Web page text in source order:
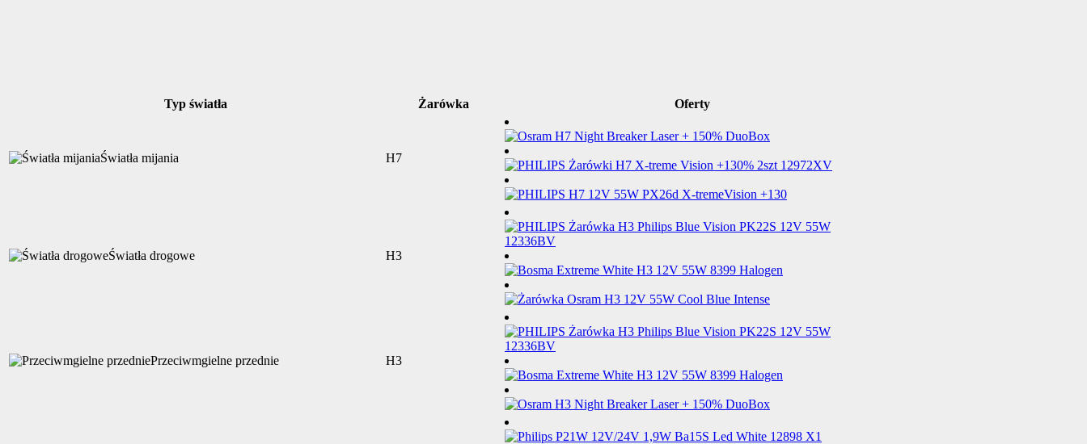
Typ światła Żarówka Oferty
Światła mijania H7
Światła drogowe H3
Przeciwmgielne przednie H3